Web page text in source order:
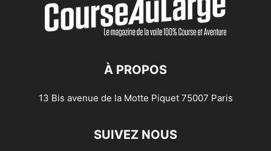
À PROPOS
13 Bis avenue de la Motte Piquet 75007 Paris
SUIVEZ NOUS